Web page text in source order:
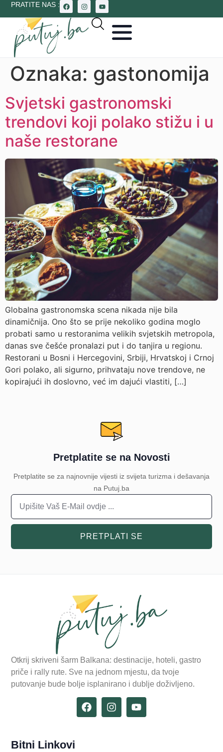
PRATITE NAS :
Oznaka: gastonomija
Svjetski gastronomski
trendovi koji polako stižu i u
naše restorane
Globalna gastronomska scena nikada nije bila
dinamičnija. Ono što se prije nekoliko godina moglo
probati samo u restoranima velikih svjetskih metropola,
danas sve češće pronalazi put i do tanjira u regionu.
Restorani u Bosni i Hercegovini, Srbiji, Hrvatskoj i Crnoj
Gori polako, ali sigurno, prihvataju nove trendove, ne
kopirajući ih doslovno, već im dajući vlastiti, […]
Pretplatite se na Novosti
Pretplatite se za najnovnije vijesti iz svijeta turizma i dešavanja
na Putuj.ba
PRETPLATI SE
Otkrij skriveni šarm Balkana: destinacije, hoteli, gastro
priče i rally rute. Sve na jednom mjestu, da tvoje
putovanje bude bolje isplanirano i dublje doživljeno.
Bitni Linkovi